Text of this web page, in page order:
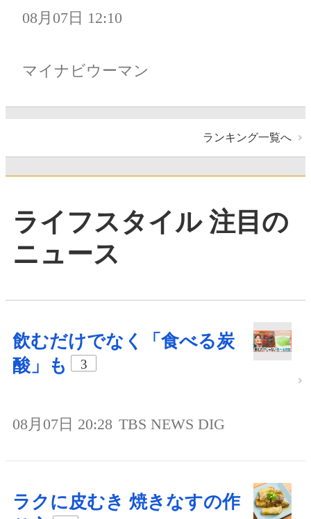
08月07日 12:10
マイナビウーマン
ランキング一覧へ
ライフスタイル 注目の
ニュース
飲むだけでなく「食べる炭
酸」も
3
08月07日 20:28 TBS NEWS DIG
ラクに皮むき 焼きなすの作